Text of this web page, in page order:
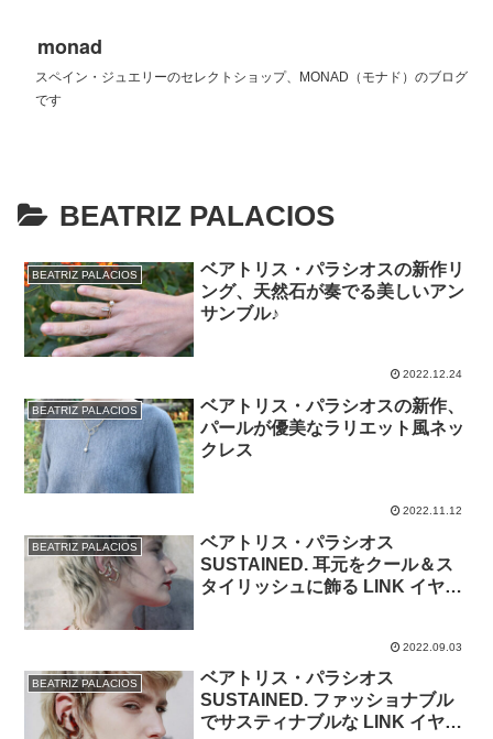
monad
スペイン・ジュエリーのセレクトショップ、MONAD（モナド）のブログ
です
BEATRIZ PALACIOS
BEATRIZ PALACIOS
ベアトリス・パラシオスの新作リ
ング、天然石が奏でる美しいアン
サンブル♪
2022.12.24
BEATRIZ PALACIOS
ベアトリス・パラシオスの新作、
パールが優美なラリエット風ネッ
クレス
2022.11.12
BEATRIZ PALACIOS
ベアトリス・パラシオス
SUSTAINED. 耳元をクール＆ス
タイリッシュに飾る LINK イヤカ
2022.09.03
BEATRIZ PALACIOS
ベアトリス・パラシオス
SUSTAINED. ファッショナブル
でサスティナブルな LINK イヤカ